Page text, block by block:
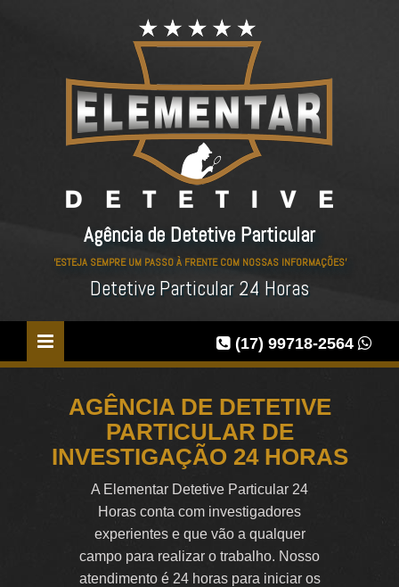
Agência de Detetive Particular
'ESTEJA SEMPRE UM PASSO À FRENTE COM NOSSAS INFORMAÇÕES'
Detetive Particular 24 Horas
(17) 99718-2564
AGÊNCIA DE DETETIVE
PARTICULAR DE
INVESTIGAÇÃO 24 HORAS
A Elementar Detetive Particular 24
Horas conta com investigadores
experientes e que vão a qualquer
campo para realizar o trabalho. Nosso
atendimento é 24 horas para iniciar os